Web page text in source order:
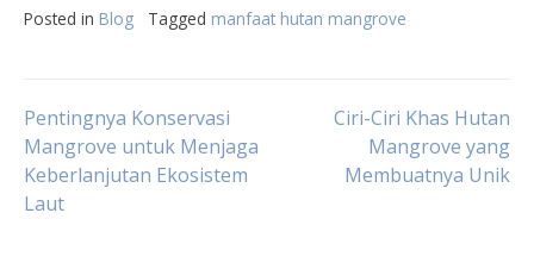
Posted in Blog Tagged manfaat hutan mangrove
Post
navigation
Pentingnya Konservasi
Mangrove untuk Menjaga
Keberlanjutan Ekosistem
Laut
Ciri-Ciri Khas Hutan
Mangrove yang
Membuatnya Unik